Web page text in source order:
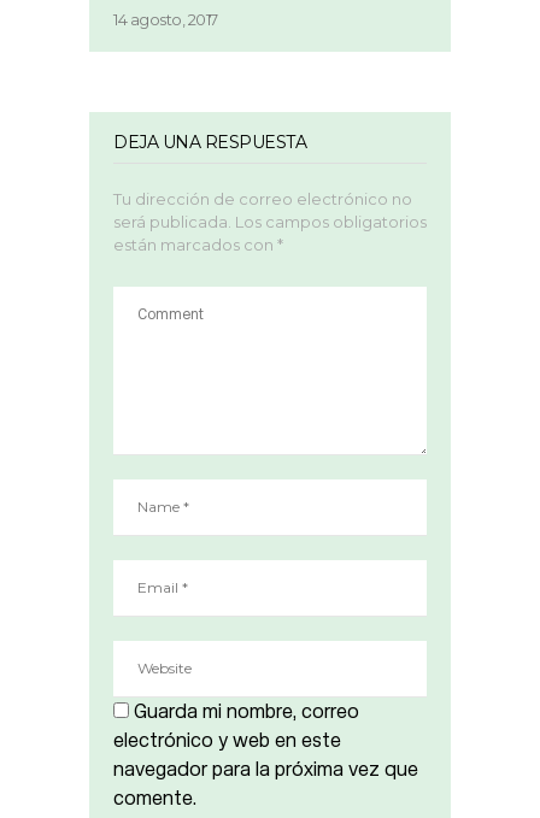
14 agosto, 2017
DEJA UNA RESPUESTA
Tu dirección de correo electrónico no
será publicada. Los campos obligatorios
están marcados con *
Guarda mi nombre, correo
electrónico y web en este
navegador para la próxima vez que
comente.